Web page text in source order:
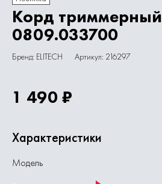
Корд триммерный
0809.033700
Бренд: ELITECH Артикул: 216297
1 490 ₽
Характеристики
Модель